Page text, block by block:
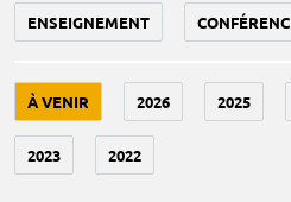
ENSEIGNEMENT
À VENIR 2026 2025
2023 2022